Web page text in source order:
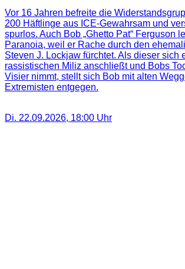
Vor 16 Jahren befreite die
200 Häftlinge aus ICE-Gewahrsam und
spurlos. Auch Bob „Ghetto Pat“ Ferguson
Paranoia, weil er Rache durch den
Steven J. Lockjaw fürchtet. Als dieser sich
rassistischen Miliz anschließt und Bobs
Visier nimmt, stellt sich Bob mit alten
Extremisten entgegen.
Di. 22.09.2026, 18:00 Uhr